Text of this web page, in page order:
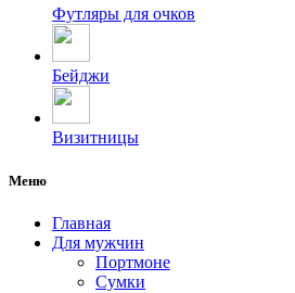
Футляры для очков
Бейджи
Визитницы
Меню
Главная
Для мужчин
Портмоне
Сумки